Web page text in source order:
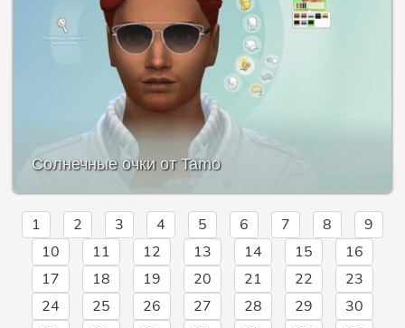
Солнечные очки от Tamo
1 2 3 4 5 6 7 8
9
10
11 12 13 14 15
16
17
18 19 20 21 22
23
24
25 26 27 28 29
30